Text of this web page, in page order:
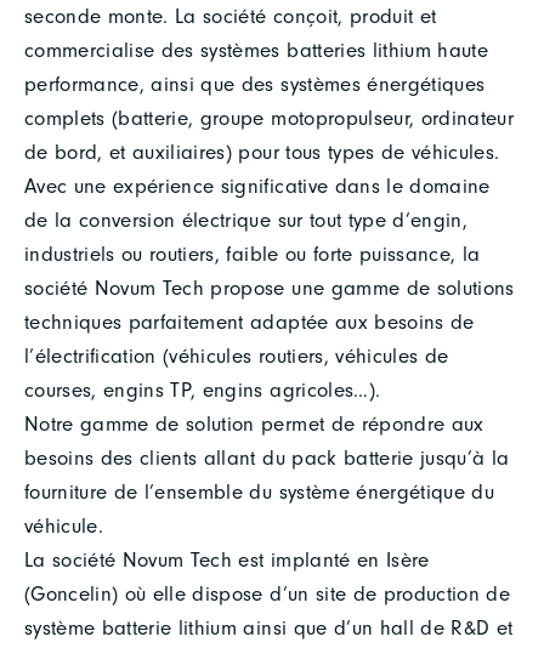
seconde monte. La société conçoit, produit et
commercialise des systèmes batteries lithium haute
performance, ainsi que des systèmes énergétiques
complets (batterie, groupe motopropulseur, ordinateur
de bord, et auxiliaires) pour tous types de véhicules.
Avec une expérience significative dans le domaine
de la conversion électrique sur tout type d’engin,
industriels ou routiers, faible ou forte puissance, la
société Novum Tech propose une gamme de solutions
techniques parfaitement adaptée aux besoins de
l’électrification (véhicules routiers, véhicules de
courses, engins TP, engins agricoles…).
Notre gamme de solution permet de répondre aux
besoins des clients allant du pack batterie jusqu’à la
fourniture de l’ensemble du système énergétique du
véhicule.
La société Novum Tech est implanté en Isère
(Goncelin) où elle dispose d’un site de production de
système batterie lithium ainsi que d’un hall de R&D et